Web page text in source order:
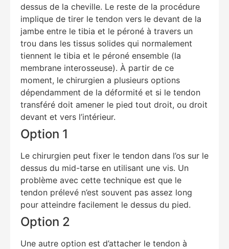
dessus de la cheville. Le reste de la procédure
implique de tirer le tendon vers le devant de la
jambe entre le tibia et le péroné à travers un
trou dans les tissus solides qui normalement
tiennent le tibia et le péroné ensemble (la
membrane interosseuse). À partir de ce
moment, le chirurgien a plusieurs options
dépendamment de la déformité et si le tendon
transféré doit amener le pied tout droit, ou droit
devant et vers l’intérieur.
Option 1
Le chirurgien peut fixer le tendon dans l’os sur le
dessus du mid-tarse en utilisant une vis. Un
problème avec cette technique est que le
tendon prélevé n’est souvent pas assez long
pour atteindre facilement le dessus du pied.
Option 2
Une autre option est d’attacher le tendon à
Education Al AI Agent
Hello! How can I assist you today?